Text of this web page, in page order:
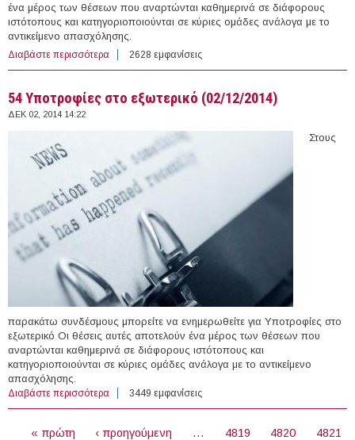
ένα μέρος των θέσεων που αναρτώνται καθημερινά σε διάφορους
ιστότοπους και κατηγοριοποιούνται σε κύριες ομάδες ανάλογα με το
αντικείμενο απασχόλησης.
Διαβάστε περισσότερα για 88 θέσεις εργασίας σε Διεθνείς Οργανισμούς στο
εξωτερικό (03/12/2014)
2628 εμφανίσεις
54 Υποτροφίες στο εξωτερικό (02/12/2014)
ΔΕΚ 02, 2014 14:22
Στους
παρακάτω συνδέσμους μπορείτε να ενημερωθείτε για Υποτροφίες στο
εξωτερικό Οι θέσεις αυτές αποτελούν ένα μέρος των θέσεων που
αναρτώνται καθημερινά σε διάφορους ιστότοπους και
κατηγοριοποιούνται σε κύριες ομάδες ανάλογα με το αντικείμενο
απασχόλησης.
Διαβάστε περισσότερα για 54 Υποτροφίες στο εξωτερικό (02/12/2014)
3449 εμφανίσεις
« πρώτη ‹ προηγούμενη … 4819 4820
4821